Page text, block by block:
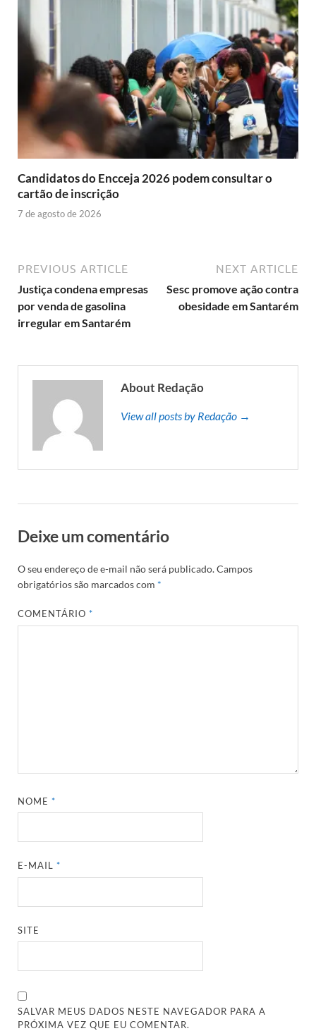
Candidatos do Encceja 2026 podem consultar o
cartão de inscrição
7 de agosto de 2026
PREVIOUS ARTICLE
Justiça condena empresas
por venda de gasolina
irregular em Santarém
NEXT ARTICLE
Sesc promove ação contra
obesidade em Santarém
About Redação
View all posts by Redação →
Deixe um comentário
O seu endereço de e-mail não será publicado.Campos
obrigatórios são marcados com *
COMENTÁRIO*
NOME*
E-MAIL*
SITE
SALVAR MEUS DADOS NESTE NAVEGADOR PARA A
PRÓXIMA VEZ QUE EU COMENTAR.